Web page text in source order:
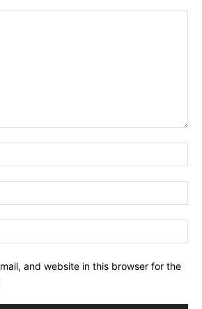
and website in this browser for the